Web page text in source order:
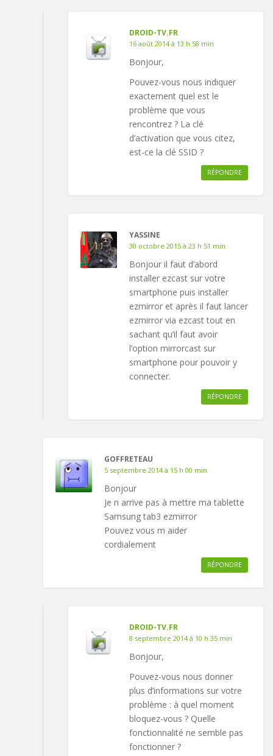
DROID-TV.FR
16 août 2014 à 13 h 58 min
Bonjour,
Pouvez-vous nous indiquer
exactement quel est le
problème que vous
rencontrez ? La clé
d’activation que vous citez,
est-ce la clé SSID ?
RÉPONDRE
YASSINE
30 octobre 2015 à 23 h 51 min
Bonjour il faut d’abord
installer ezcast sur votre
smartphone puis installer
ezmirror et après il faut lancer
ezmirror via ezcast tout en
sachant qu’il faut avoir
l’option mirrorcast sur
smartphone pour pouvoir y
connecter.
RÉPONDRE
GOFFRETEAU
5 septembre 2014 à 15 h 00 min
Bonjour
Je n arrive pas à mettre ma tablette
Samsung tab3 ezmirror
Pouvez vous m aider
cordialement
RÉPONDRE
DROID-TV.FR
8 septembre 2014 à 10 h 35 min
Bonjour,
Pouvez-vous nous donner
plus d’informations sur votre
problème : à quel moment
bloquez-vous ? Quelle
fonctionnalité ne semble pas
fonctionner ?